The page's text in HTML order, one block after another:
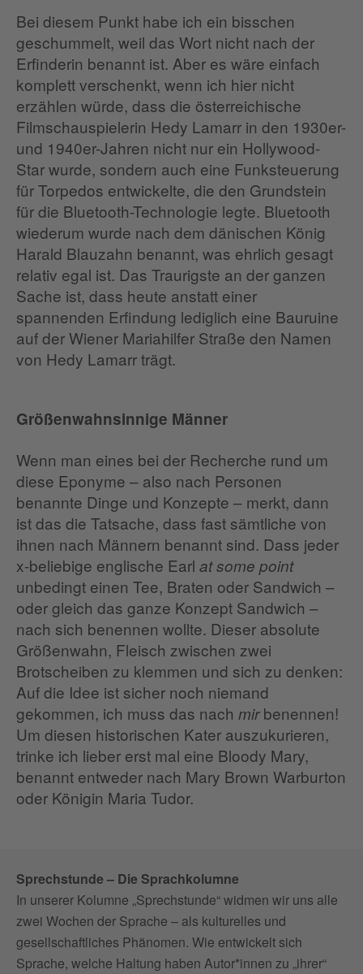
Bei diesem Punkt habe ich ein bisschen
geschummelt, weil das Wort nicht nach der
Erfinderin benannt ist. Aber es wäre einfach
komplett verschenkt, wenn ich hier nicht
erzählen würde, dass die österreichische
Filmschauspielerin Hedy Lamarr in den 1930er-
und 1940er-Jahren nicht nur ein Hollywood-
Star wurde, sondern auch eine Funksteuerung
für Torpedos entwickelte, die den Grundstein
für die Bluetooth-Technologie legte. Bluetooth
wiederum wurde nach dem dänischen König
Harald Blauzahn benannt, was ehrlich gesagt
relativ egal ist. Das Traurigste an der ganzen
Sache ist, dass heute anstatt einer
spannenden Erfindung lediglich eine Bauruine
auf der Wiener Mariahilfer Straße den Namen
von Hedy Lamarr trägt.
Größenwahnsinnige Männer
Wenn man eines bei der Recherche rund um
diese Eponyme – also nach Personen
benannte Dinge und Konzepte – merkt, dann
ist das die Tatsache, dass fast sämtliche von
ihnen nach Männern benannt sind. Dass jeder
x-beliebige englische Earl at some point
unbedingt einen Tee, Braten oder Sandwich –
oder gleich das ganze Konzept Sandwich –
nach sich benennen wollte. Dieser absolute
Größenwahn, Fleisch zwischen zwei
Brotscheiben zu klemmen und sich zu denken:
Auf die Idee ist sicher noch niemand
gekommen, ich muss das nach mirbenennen!
Um diesen historischen Kater auszukurieren,
trinke ich lieber erst mal eine Bloody Mary,
benannt entweder nach Mary Brown Warburton
oder Königin Maria Tudor.
Sprechstunde – Die Sprachkolumne
In unserer Kolumne „Sprechstunde“ widmen wir uns alle
zwei Wochen der Sprache – als kulturelles und
gesellschaftliches Phänomen. Wie entwickelt sich
Sprache, welche Haltung haben Autor*innen zu „ihrer“